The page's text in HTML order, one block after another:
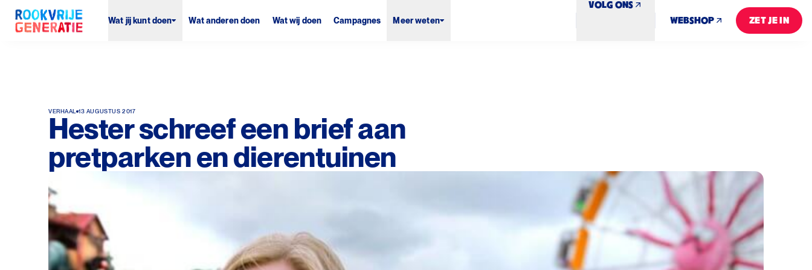
Wat jij kunt doen Wat anderen doen Wat wij doen Campagnes Meer weten
VOLG ONS
WEBSHOP
ZET JE IN
VERHAAL 13 AUGUSTUS 2017
Hester schreef een brief aan
pretparken en dierentuinen